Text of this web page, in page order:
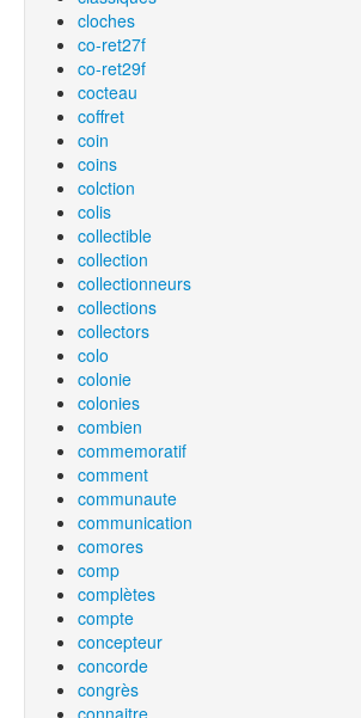
cloches
co-ret27f
co-ret29f
cocteau
coffret
coin
coins
colction
colis
collectible
collection
collectionneurs
collections
collectors
colo
colonie
colonies
combien
commemoratif
comment
communaute
communication
comores
comp
complètes
compte
concepteur
concorde
congrès
connaitre